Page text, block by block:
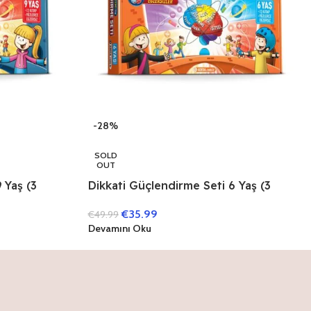
(3
-28%
SOLD
OUT
Dikkati Güçlendirme Seti 6 Yaş (3
€49.99 €35.99
Devamını Oku